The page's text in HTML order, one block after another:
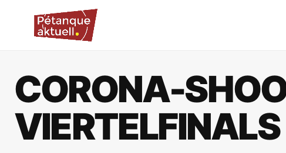
CORONA-
VIERTELFINALS